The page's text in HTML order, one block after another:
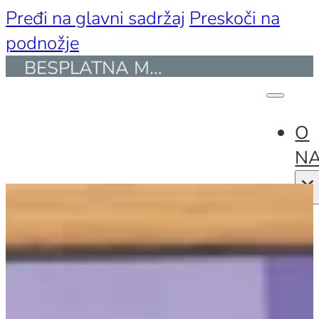
Pređi na glavni sadržaj Preskoči na
podnožje
BESPLATNA MONTAŽA I PREVOZ ZA KUPOVINE PREKO 50.000 DIN. I DO 30 KM UDALJENOSTI
O